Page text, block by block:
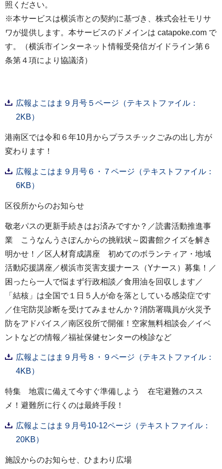
照ください。
※本サービスは横浜市との契約に基づき、株式会社モリサ
ワが提供します。本サービスのドメインは catapoke.com で
す。（横浜市インターネット情報受発信ガイドライン第６
条第４項により協議済）
広報よこはま９月号５ページ（テキストファイル：
2KB）
港南区では令和６年10月からプラスチックごみの出し方が
変わります！
広報よこはま９月号６・７ページ（テキストファイル：
6KB）
区役所からのお知らせ
敬老パスの更新手続きはお済みですか？／読書活動推進事
業 こうなんうさぽんからの挑戦状～図書館クイズを解き
明かせ！／区人材育成講座 初めてのボランティア・地域
活動応援講座／横浜市災害支援ナース（Yナース）募集！／
困ったら一人で悩まず行政相談／食用油を回収します／
「結核」は全国で１日５人が命を落としている感染症です
／住宅防災診断を受けてみませんか？消防署職員が火災予
防をアドバイス／南区役所で開催！空家無料相談会／イベ
ントなどの情報／福祉保健センターの検診など
広報よこはま９月号８・９ページ（テキストファイル：
4KB）
特集 地震に備えて今すぐ準備しよう 在宅避難のスス
メ！避難所に行くのは最終手段！
広報よこはま９月号10-12ページ（テキストファイル：
20KB）
施設からのお知らせ、ひまわり広場